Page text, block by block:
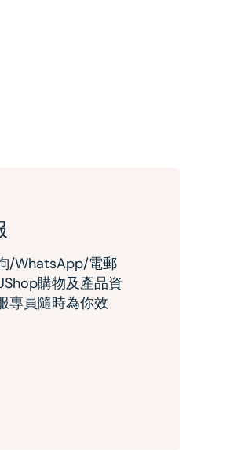
/WhatsApp/電郵
購物及產品資
專員隨時為你效